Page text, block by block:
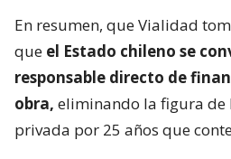
En resumen, que Vialidad
que el Estado chileno se
responsable directo de
obra, eliminando la figura
privada por 25 años que